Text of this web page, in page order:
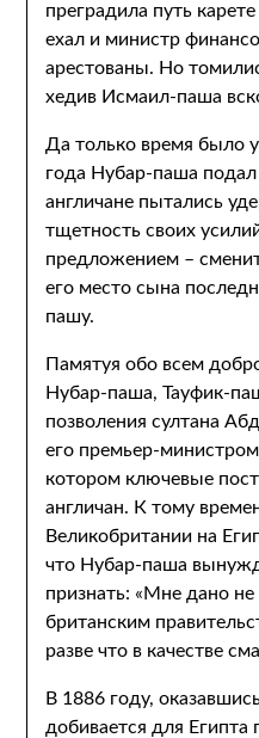
преградила путь
ехал и министр
арестованы. Но
хедив Исмаил-паша
Да только время было
года Нубар-паша
англичане пытались
тщетность своих
предложением –
его место сына
пашу.
Памятуя обо всем
Нубар-паша, Тауфик-
позволения султана
его премьер-
котором ключевые
англичан. К тому
Великобритании на
что Нубар-паша
признать: «Мне дано не
британским
разве что в качестве
В 1886 году,
добивается для